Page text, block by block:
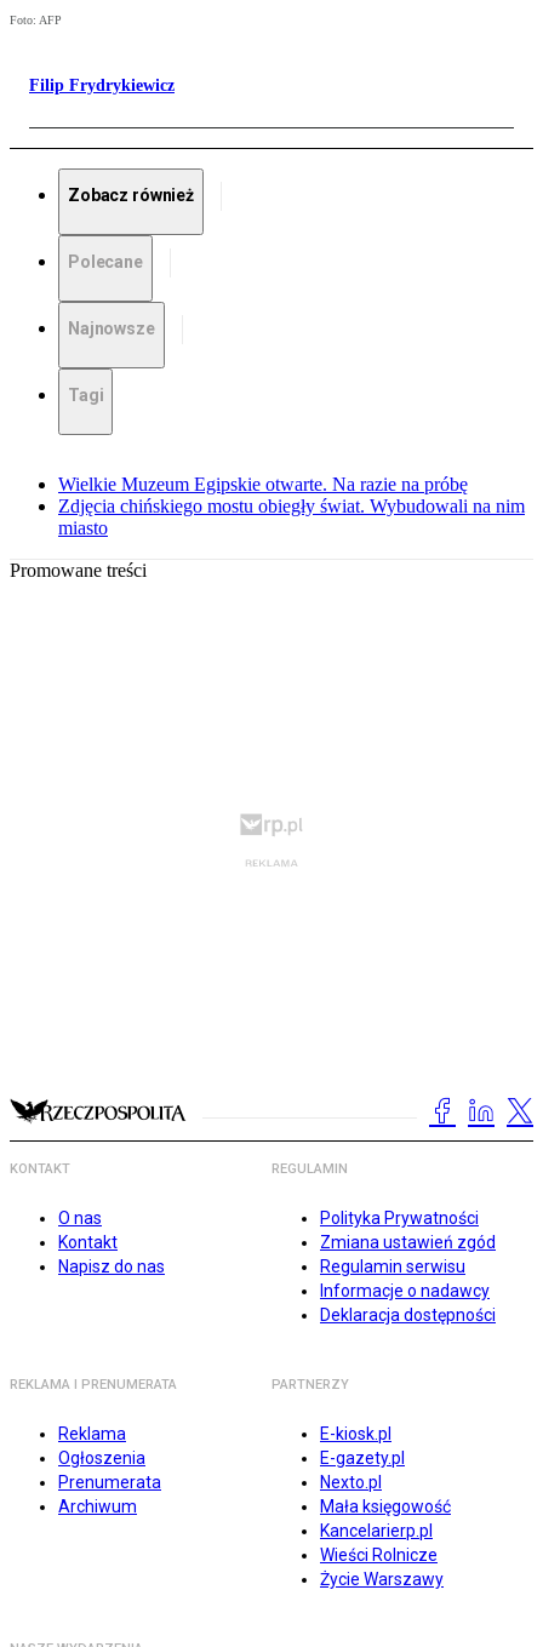
Foto: AFP
Filip Frydrykiewicz
Zobacz również
Polecane
Najnowsze
Tagi
Wielkie Muzeum Egipskie otwarte. Na razie na próbę
Zdjęcia chińskiego mostu obiegły świat. Wybudowali na nim
miasto
Promowane treści
KONTAKT
O nas
Kontakt
Napisz do nas
REGULAMIN
Polityka Prywatności
Zmiana ustawień zgód
Regulamin serwisu
Informacje o nadawcy
Deklaracja dostępności
REKLAMA I PRENUMERATA
Reklama
Ogłoszenia
Prenumerata
Archiwum
PARTNERZY
E-kiosk.pl
E-gazety.pl
Nexto.pl
Mała księgowość
Kancelarierp.pl
Wieści Rolnicze
Życie Warszawy